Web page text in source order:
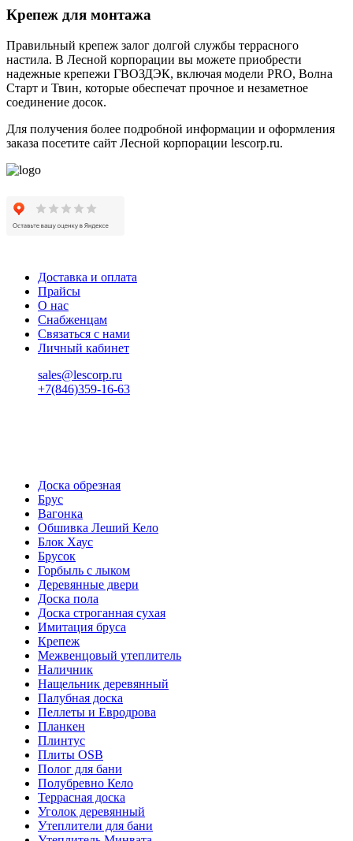
Крепеж для монтажа
Правильный крепеж залог долгой службы террасного
настила. В Лесной корпорации вы можете приобрести
надежные крепежи ГВОЗДЭК, включая модели PRO, Волна
Старт и Твин, которые обеспечат прочное и незаметное
соединение досок.
Для получения более подробной информации и оформления
заказа посетите сайт Лесной корпорации lescorp.ru.
Доставка и оплата
Прайсы
О нас
Снабженцам
Связаться с нами
Личный кабинет
sales@lescorp.ru
+7(846)359-16-63
Доска обрезная
Брус
Вагонка
Обшивка Леший Кело
Блок Хаус
Брусок
Горбыль с лыком
Деревянные двери
Доска пола
Доска строганная сухая
Имитация бруса
Крепеж
Межвенцовый утеплитель
Наличник
Нащельник деревянный
Палубная доска
Пеллеты и Евродрова
Планкен
Плинтус
Плиты OSB
Полог для бани
Полубревно Кело
Террасная доска
Уголок деревянный
Утеплители для бани